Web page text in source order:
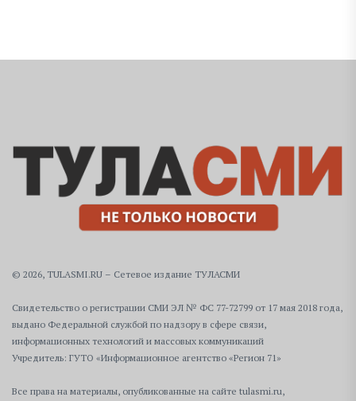
© 2026, TULASMI.RU – Сетевое издание ТУЛАСМИ
Свидетельство о регистрации СМИ ЭЛ № ФС 77-72799 от 17 мая 2018 года,
выдано Федеральной службой по надзору в сфере связи,
информационных технологий и массовых коммуникаций
Учредитель: ГУТО «Информационное агентство «Регион 71»
Все права на материалы, опубликованные на сайте tulasmi.ru,